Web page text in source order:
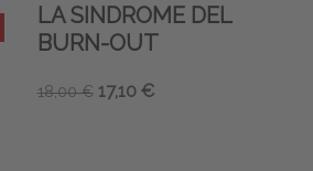
LA SINDROME DEL
BURN-OUT
18,00 € 17,10 €